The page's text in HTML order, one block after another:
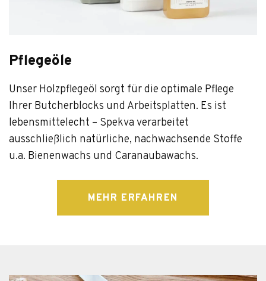
Pflegeöle
Unser Holzpflegeöl sorgt für die optimale Pflege
Ihrer Butcherblocks und Arbeitsplatten. Es ist
lebensmittelecht – Spekva verarbeitet
ausschließlich natürliche, nachwachsende Stoffe
u.a. Bienenwachs und Caranaubawachs.
MEHR ERFAHREN